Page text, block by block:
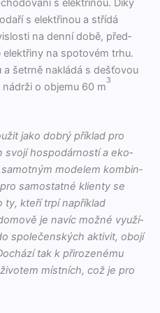
s elek­tři­nou. Díky
s elek­tři­nou a střídá
na den­ní době, před­
na spo­tovém trhu.
šetrně nakládá s dešťovou
o obje­mu 60 m
3
jako dobrý přík­lad pro
svo­jí hospodárnos­tí a eko­
mod­elem kom­bin­
samostat­né klien­ty se
ty, kteří trpí napřík­lad
je navíc možné využí­
společen­ských aktiv­it, obo­jí
tak k přirozené­mu
míst­ních, což je pro